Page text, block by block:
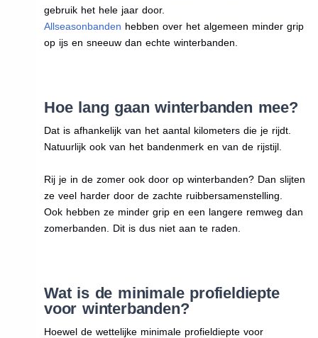
gebruik het hele jaar door.
Allseasonbanden hebben over het algemeen minder grip
op ijs en sneeuw dan echte winterbanden.
Hoe lang gaan winterbanden mee?
Dat is afhankelijk van het aantal kilometers die je rijdt.
Natuurlijk ook van het bandenmerk en van de rijstijl.
Rij je in de zomer ook door op winterbanden? Dan slijten
ze veel harder door de zachte ruibbersamenstelling.
Ook hebben ze minder grip en een langere remweg dan
zomerbanden. Dit is dus niet aan te raden.
Wat is de minimale profieldiepte
voor winterbanden?
Hoewel de wettelijke minimale profieldiepte voor